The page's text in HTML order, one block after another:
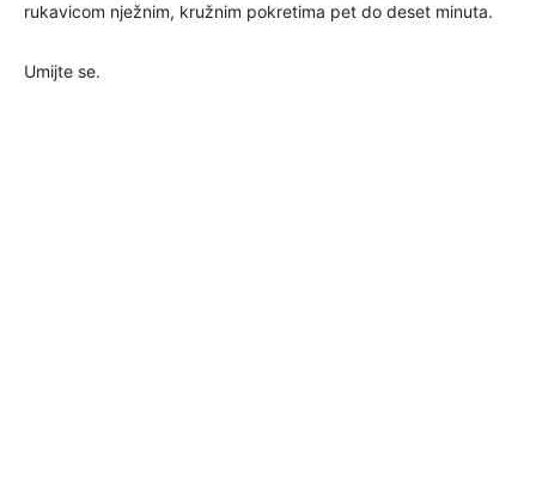
rukavicom nježnim, kružnim pokretima pet do deset minuta.
Umijte se.